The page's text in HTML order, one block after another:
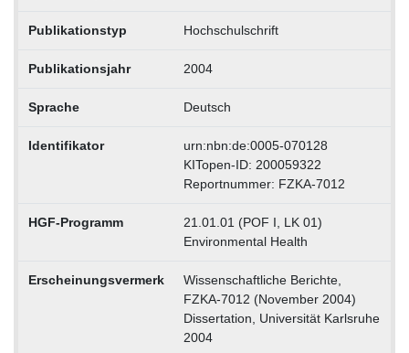
Publikationstyp Hochschulschrift
Publikationsjahr 2004
Sprache Deutsch
Identifikator
urn:nbn:de:0005-070128
KITopen-ID: 200059322
Reportnummer: FZKA-7012
HGF-Programm
21.01.01 (POF I, LK 01)
Environmental Health
Erscheinungsvermerk
Wissenschaftliche Berichte,
FZKA-7012 (November 2004)
Dissertation, Universität Karlsruhe
2004